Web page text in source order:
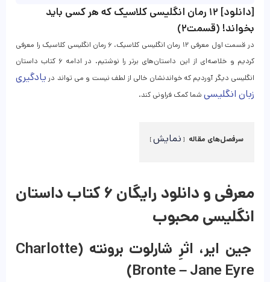
[دانلود] ۱۲ رمان انگلیسی کلاسیک که هر کسی باید
بخواند! (قسمت۲)
در قسمت اول معرفی ۱۲ رمان انگلیسی کلاسیک، ۶ رمان انگلیسی کلاسیک را معرفی
کردیم و خلاصه‌ای از این داستان‌های برتر را نوشتیم. در ادامه ۶ کتاب داستان
انگلیسی دیگر آوردیم که خواندنشان خالی از لطف نیست و می تواند در یادگیری
زبان انگلیسی شما کمک فراونی کند.
سرفصل‌های مقاله نمایش
معرفی و دانلود رایگان ۶ کتاب داستان
انگلیسی محبوب
جین ایر، اثرِ شارلوت برونته (Charlotte
Bronte – Jane Eyre)